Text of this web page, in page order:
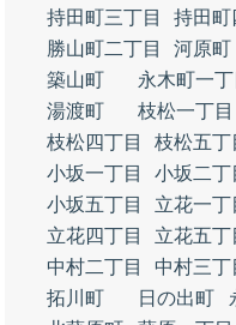
持田町三丁目
持田町
勝山町二丁目
河原町
築山町
永木町一丁
湯渡町
枝松一丁目
枝松四丁目
枝松五丁
小坂一丁目
小坂二丁
小坂五丁目
立花一丁
立花四丁目
立花五丁
中村二丁目
中村三丁
拓川町
日の出町